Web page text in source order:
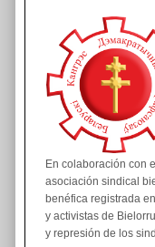
En colaboración con
asociación sindical
benéfica registrada
y activistas de
y represión de los